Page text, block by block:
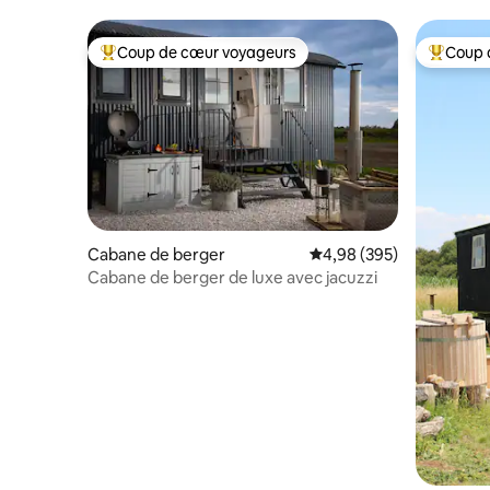
Coups de cœur voyageurs les plus appréciés
Coup de cœur voyageurs
Cabane de berger Évaluation moyenne
4,98 (395)
Cabane de berger de luxe avec jacuzzi
Coups
Coup